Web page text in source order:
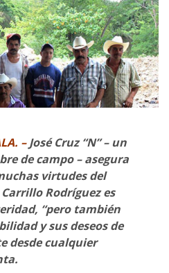
– José Cruz “N” – un
de campo – asegura
virtudes del
Rodríguez es
“pero también
y sus deseos de
desde cualquier